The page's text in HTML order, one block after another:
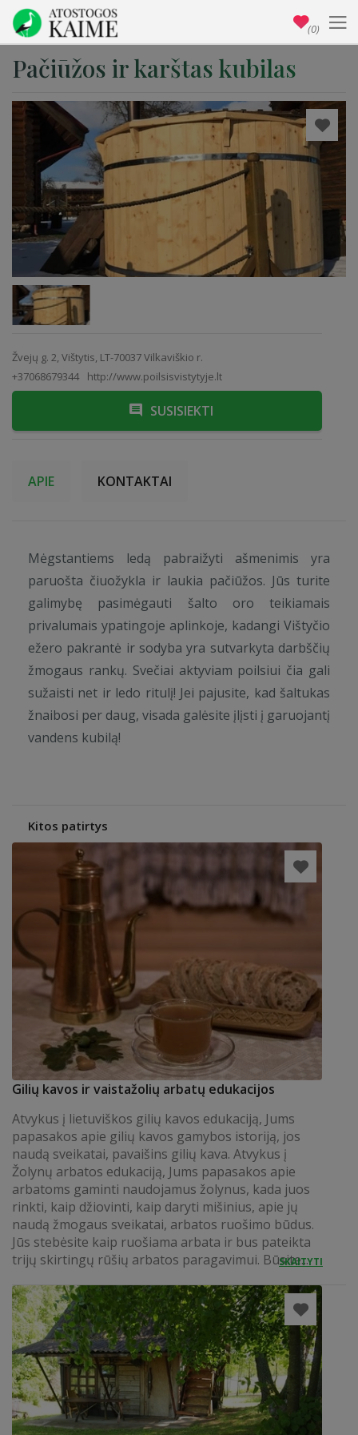
Pačiūžos ir karštas kubilas
Žvejų g. 2, Vištytis, LT-70037 Vilkaviškio r.
+37068679344
http://www.poilsisvistytyje.lt
SUSISIEKTI
APIE KONTAKTAI
Mėgstantiems ledą pabraižyti ašmenimis yra
paruošta čiuožykla ir laukia pačiūžos. Jūs turite
galimybę pasimėgauti šalto oro teikiamais
privalumais ypatingoje aplinkoje, kadangi Vištyčio
ežero pakrantė ir sodyba yra sutvarkyta darbščių
žmogaus rankų. Svečiai aktyviam poilsiui čia gali
sužaisti net ir ledo ritulį! Jei pajusite, kad šaltukas
žnaibosi per daug, visada galėsite įlįsti į garuojantį
vandens kubilą!
Kitos patirtys
Gilių kavos ir vaistažolių arbatų edukacijos
Atvykus į lietuviškos gilių kavos edukaciją, Jums
papasakos apie gilių kavos gamybos istoriją, jos
naudą sveikatai, pavaišins gilių kava. Atvykus į
Žolynų arbatos edukaciją, Jums papasakos apie
arbatoms gaminti naudojamus žolynus, kada juos
rinkti, kaip džiovinti, kaip daryti mišinius, apie jų
naudą žmogaus sveikatai, arbatos ruošimo būdus.
Jūs stebėsite kaip ruošiama arbata ir bus pateikta
trijų skirtingų rūšių arbatos paragavimui. Būsite...
SKAITYTI
(0)